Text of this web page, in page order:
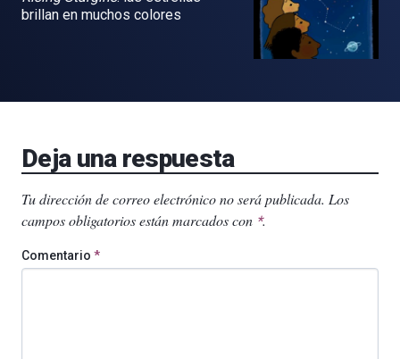
brillan en muchos colores
Deja una respuesta
Tu dirección de correo electrónico no será publicada. Los
campos obligatorios están marcados con *.
Comentario *